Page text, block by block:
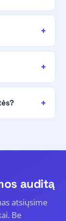
auditą
atsiųsime
Be